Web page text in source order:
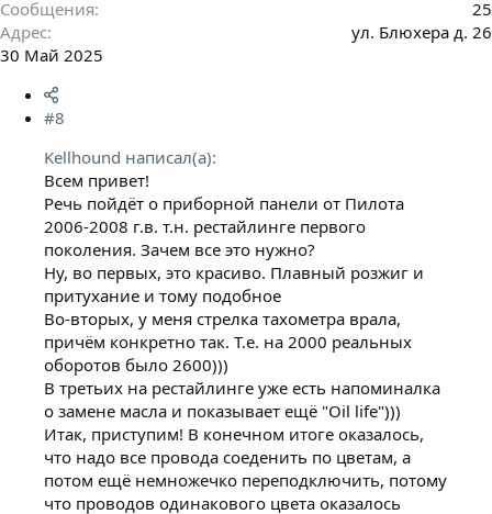
Сообщения
25
Адрес
ул. Блюхера д. 26
30 Май 2025
#8
Kellhound написал(а):
Всем привет!
Речь пойдёт о приборной панели от Пилота
2006-2008 г.в. т.н. рестайлинге первого
поколения. Зачем все это нужно?
Ну, во первых, это красиво. Плавный розжиг и
притухание и тому подобное
Во-вторых, у меня стрелка тахометра врала,
причём конкретно так. Т.е. на 2000 реальных
оборотов было 2600)))
В третьих на рестайлинге уже есть напоминалка
о замене масла и показывает ещё "Oil life")))
Итак, приступим! В конечном итоге оказалось,
что надо все провода соеденить по цветам, а
потом ещё немножечко переподключить, потому
что проводов одинакового цвета оказалось